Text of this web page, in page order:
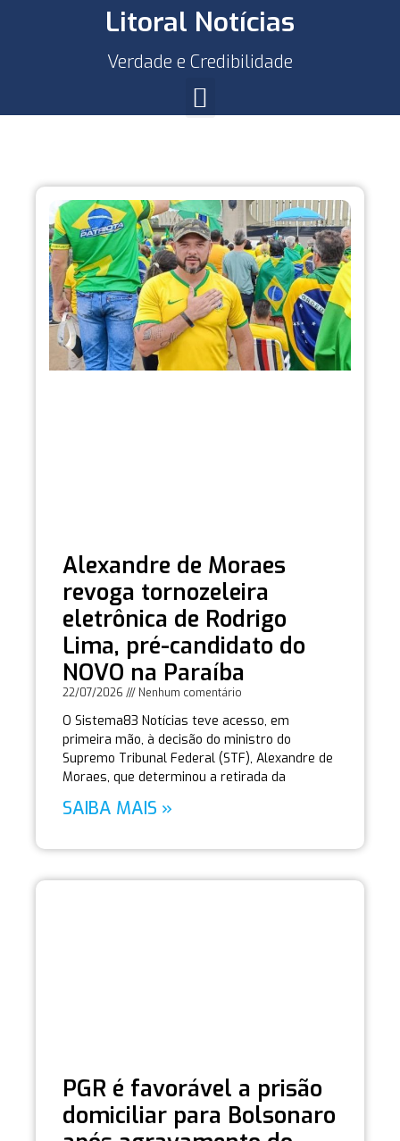
Litoral Notícias
Verdade e Credibilidade
Alexandre de Moraes
revoga tornozeleira
eletrônica de Rodrigo
Lima, pré-candidato do
NOVO na Paraíba
22/07/2026 Nenhum comentário
O Sistema83 Notícias teve acesso, em
primeira mão, à decisão do ministro do
Supremo Tribunal Federal (STF), Alexandre de
Moraes, que determinou a retirada da
SAIBA MAIS »
PGR é favorável a prisão
domiciliar para Bolsonaro